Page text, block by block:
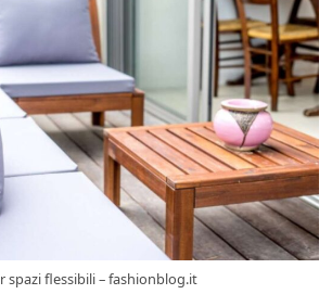
spazi flessibili – fashionblog.it